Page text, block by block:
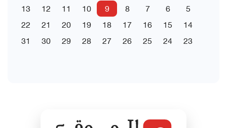
5
6
7
8
9
10
11
12
13
14
15
16
17
18
19
20
21
22
23
24
25
26
27
28
29
30
31